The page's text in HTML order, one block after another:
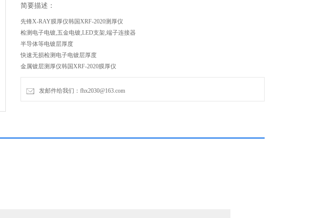
简要描述：
先锋X-RAY膜厚仪韩国XRF-2020测厚仪
检测电子电镀,五金电镀,LED支架,端子连接器
半导体等电镀层厚度
快速无损检测电子电镀层厚度
金属镀层测厚仪韩国XRF-2020膜厚仪
发邮件给我们：fhx2030@163.com